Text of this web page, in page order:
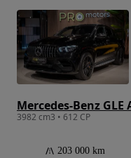
Mercedes-Benz GLE
3982 cm3 • 612 CP
203 000 km